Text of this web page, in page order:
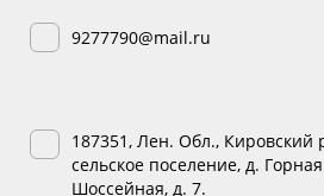
9277790@mail.ru
187351, Лен. Обл., Кировский
сельское поселение, д.
Шоссейная, д. 7.